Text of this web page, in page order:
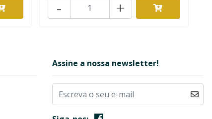
+
-
Assine a nossa newsletter!